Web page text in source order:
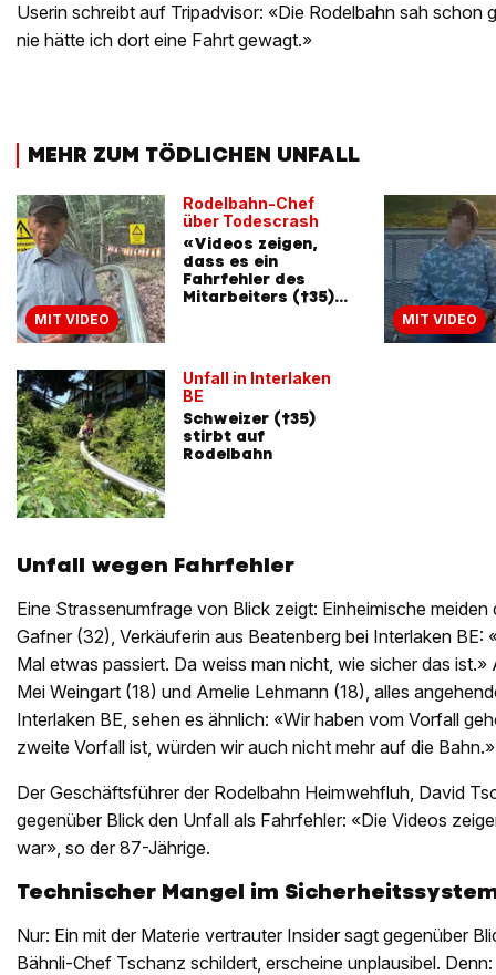
Userin schreibt auf Tripadvisor: «Die Rodelbahn sah schon
nie hätte ich dort eine Fahrt gewagt.»
MEHR ZUM TÖDLICHEN UNFALL
MIT VIDEO
Rodelbahn-Chef
über Todescrash
«Videos zeigen,
dass es ein
Fahrfehler des
Mitarbeiters (†35)
Unfall in Interlaken
BE
Schweizer (†35)
stirbt auf
Rodelbahn
MIT VIDEO
Unfall wegen Fahrfehler
Eine Strassenumfrage von Blick zeigt: Einheimische
Gafner (32), Verkäuferin aus Beatenberg bei Interlaken BE:
Mal etwas passiert. Da weiss man nicht, wie sicher das ist.»
Mei Weingart (18) und Amelie Lehmann (18), alles
Interlaken BE, sehen es ähnlich: «Wir haben vom Vorfall
zweite Vorfall ist, würden wir auch nicht mehr auf die Bahn.»
Der Geschäftsführer der Rodelbahn Heimwehfluh, David
gegenüber Blick den Unfall als Fahrfehler: «Die Videos
war», so der 87-Jährige.
Technischer Mangel im
Nur: Ein mit der Materie vertrauter Insider sagt gegenüber
Bähnli-Chef Tschanz schildert, erscheine unplausibel.